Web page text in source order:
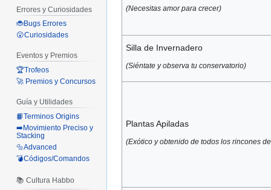
(Necesitas amor para crecer)
Silla de Invernadero
(Siéntate y observa tu conservatorio)
Plantas Apiladas
(Exótico y obtenido de todos los rincones
Errores y Curiosidades
🐞Bugs Errores
😮Curiosidades
Eventos y Premios
🏆Trofeos
🚀 Premios y Concursos
Guía y Utilidades
📙Terminos Origins
➡️Movimiento Preciso y
Stacking
🔩Advanced
💣Códigos/Comandos
📚 Cultura Habbo